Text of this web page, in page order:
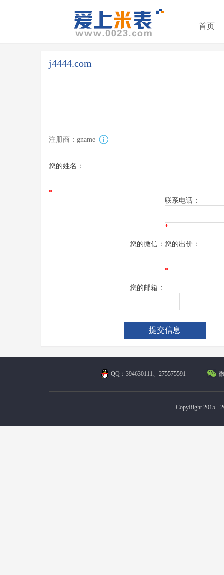
首页
j4444.com
注册商：gname
您的姓名：
*
联系电话：
*
您的微信： 您的出价：
*
您的邮箱：
QQ：394630111、275575591
CopyRight 2015 -